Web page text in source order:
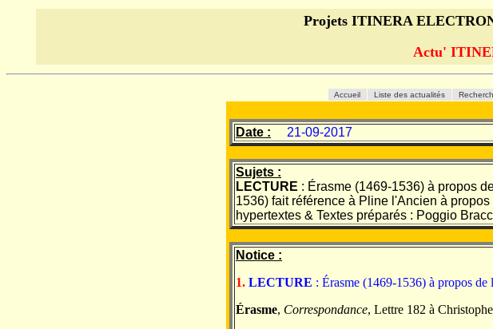
Projets ITINERA
Actu'
Accueil Liste des actualités
Date : 21-09-2017
Sujets :
LECTURE : Érasme (1469-1536) à propos
1536) fait référence à Pline l'Ancien à propos
hypertextes & Textes préparés : Poggio
Notice :
1. LECTURE : Érasme (1469-1536) à propos de
Érasme, Correspondance, Lettre 182 à